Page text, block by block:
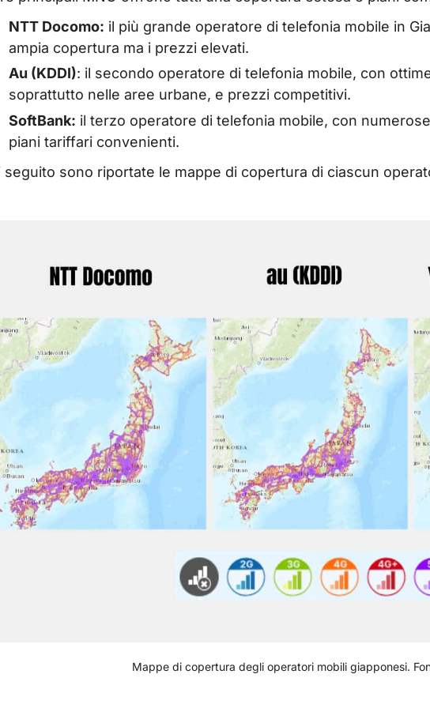
NTT Docomo: il più grande operatore di telefonia mobile in
ampia copertura ma i prezzi elevati.
Au (KDDI): il secondo operatore di telefonia mobile, con
soprattutto nelle aree urbane, e prezzi competitivi.
SoftBank: il terzo operatore di telefonia mobile, con
piani tariffari convenienti.
seguito sono riportate le mappe di copertura di ciascun
Mappe di copertura degli operatori mobili giapponesi.